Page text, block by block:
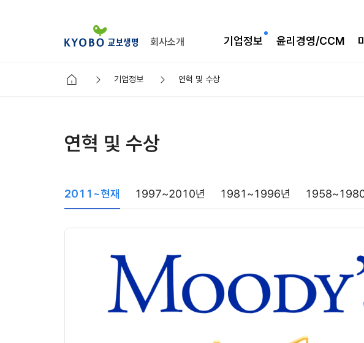
회사소개 기업정보 윤리경영/CCM
기업정보 연혁 및 수상
연혁 및 수상
2011~현재 1997~2010년 1981~1996년